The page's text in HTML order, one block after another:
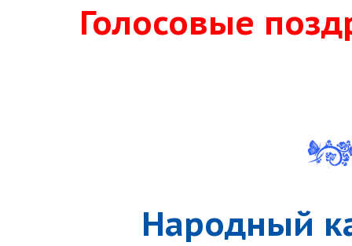
Голосовые
Народный